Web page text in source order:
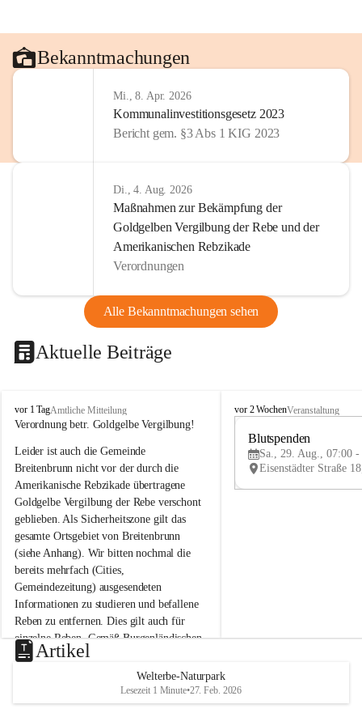
Bekanntmachungen
Mi., 8. Apr. 2026
Kommunalinvestitionsgesetz 2023
Bericht gem. §3 Abs 1 KIG 2023
Di., 4. Aug. 2026
Maßnahmen zur Bekämpfung der
Goldgelben Vergilbung der Rebe und der
Amerikanischen Rebzikade
Verordnungen
Alle Bekanntmachungen sehen
Aktuelle Beiträge
B
r
i
t
e
n
b
r
u
n
n
a
m
N
e
u
s
d
vor 1 TagAmtliche Mitteilung
Verordnung betr. Goldgelbe Vergilbung!
Leider ist auch die Gemeinde
Breitenbrunn nicht vor der durch die
Amerikanische Rebzikade übertragene
Goldgelbe Vergilbung der Rebe verschont
geblieben. Als Sicherheitszone gilt das
gesamte Ortsgebiet von Breitenbrunn
(siehe Anhang). Wir bitten nochmal die
bereits mehrfach (Cities,
Gemeindezeitung) ausgesendeten
Informationen zu studieren und befallene
Reben zu entfernen. Dies gilt auch für
einzelne Reben. Gemäß Burgenländischen
Weinbaugesetz sind nicht gepflegte oder
unzulässige Weingärten zu roden! Bitte
helfen wir zusammen um unsere Winzer
vor den prognostizierten Ernteausfällen
B
e
u
e
d
vor 2 WochenVeranstaltung
Blutspenden
Sa., 29. Aug., 07:00 -
Artikel
Welterbe-Naturpark
Lesezeit 1 Minute•27. Feb. 2026